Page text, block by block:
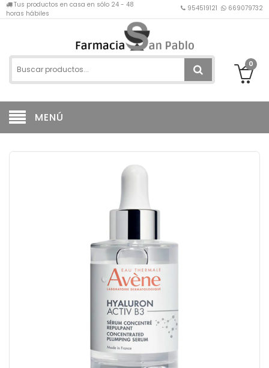
Tus productos en casa en sólo 24 - 48
horas hábiles
954519121 669079732
0
MENÚ